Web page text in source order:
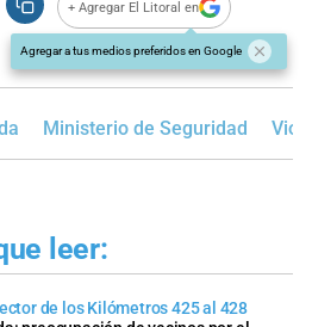
+ Agregar El Litoral en
Agregar a tus medios preferidos en Google
Ministerio de Seguridad
leer:
de los Kilómetros 425 al 428